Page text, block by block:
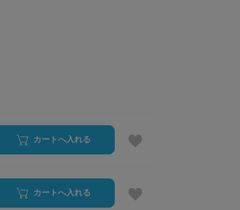
カートへ入れる
カートへ入れる